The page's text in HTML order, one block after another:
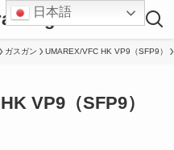
Blog
ガスガン UMAREX/VFC HK VP9（SFP9）
VP9（SFP9）
日本語